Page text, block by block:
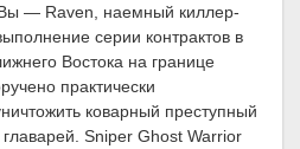
— Raven, наемный киллер-
серии контрактов в
Востока на границе
практически
коварный преступный
главарей. Sniper Ghost Warrior